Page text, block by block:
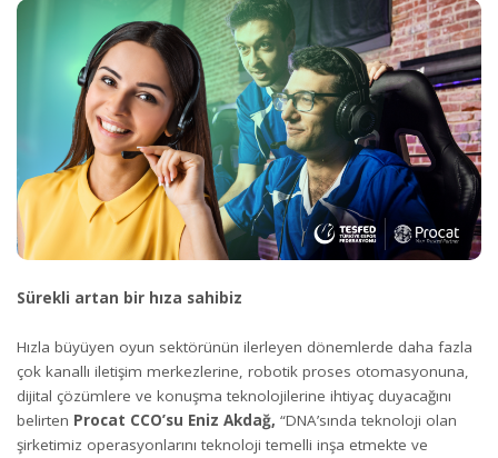
Sürekli artan bir hıza sahibiz
Hızla büyüyen oyun sektörünün ilerleyen dönemlerde daha fazla
çok kanallı iletişim merkezlerine, robotik proses otomasyonuna,
dijital çözümlere ve konuşma teknolojilerine ihtiyaç duyacağını
belirten Procat CCO’su Eniz Akdağ, “DNA’sında teknoloji olan
şirketimiz operasyonlarını teknoloji temelli inşa etmekte ve